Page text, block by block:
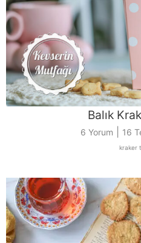
Balık
6 Yorum 16
kraker